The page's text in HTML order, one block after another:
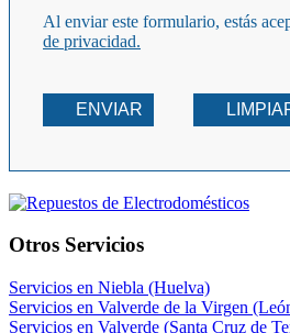
Al enviar este formulario, estás
de privacidad.
ENVIAR
Otros Servicios
Servicios en Niebla (Huelva)
Servicios en Valverde de la Virgen
Servicios en Valverde (Santa Cruz de